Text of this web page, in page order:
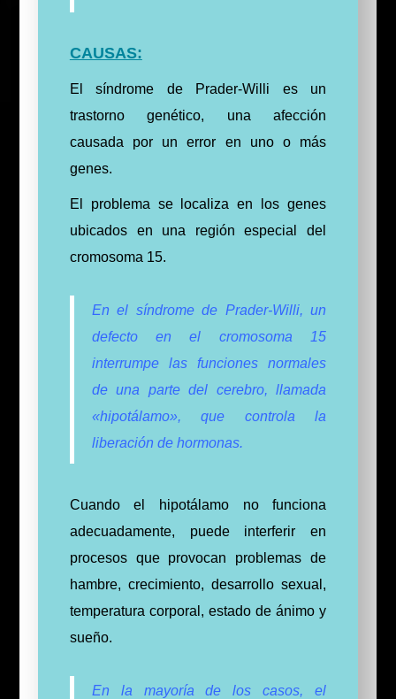
CAUSAS:
El síndrome de Prader-Willi es un
trastorno genético, una afección
causada por un error en uno o más
genes.
El problema se localiza en los genes
ubicados en una región especial del
cromosoma 15.
En el síndrome de Prader-Willi, un
defecto en el cromosoma 15
interrumpe las funciones normales
de una parte del cerebro, llamada
«hipotálamo», que controla la
liberación de hormonas.
Cuando el hipotálamo no funciona
adecuadamente, puede interferir en
procesos que provocan problemas de
hambre, crecimiento, desarrollo sexual,
temperatura corporal, estado de ánimo y
sueño.
En la mayoría de los casos, el